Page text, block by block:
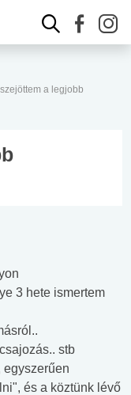
a legjobb
3 hete ismertem
stb
egyszerűen
és a köztünk lévő